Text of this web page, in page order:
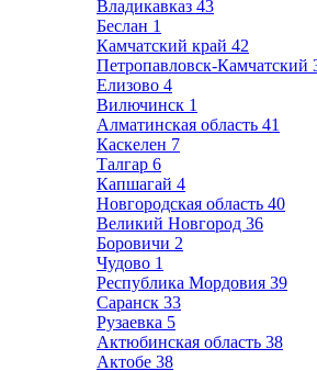
Владикавказ 43
Беслан 1
Камчатский край 42
Петропавловск-Камчатский
Елизово 4
Вилючинск 1
Алматинская область 41
Каскелен 7
Талгар 6
Капшагай 4
Новгородская область 40
Великий Новгород 36
Боровичи 2
Чудово 1
Республика Мордовия 39
Саранск 33
Рузаевка 5
Актюбинская область 38
Актобе 38